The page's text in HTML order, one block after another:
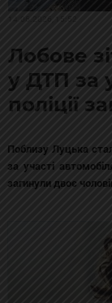
Лобове
у ДТП за
поліції
Поблизу Луцька
за участі
загинули двоє